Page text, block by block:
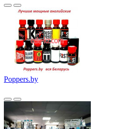
Poppers.by